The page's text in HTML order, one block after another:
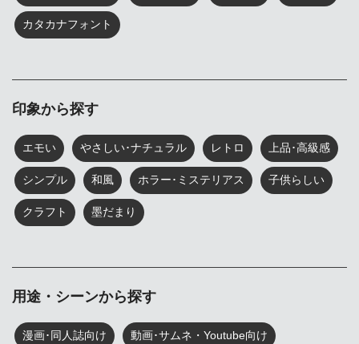
カタカナフォント
印象から探す
エモい やさしい･ナチュラル レトロ 上品･高級感
シンプル 和風 ホラー･ミステリアス 子供らしい
クラフト 墨だまり
用途・シーンから探す
漫画･同人誌向け 動画･サムネ・Youtube向け